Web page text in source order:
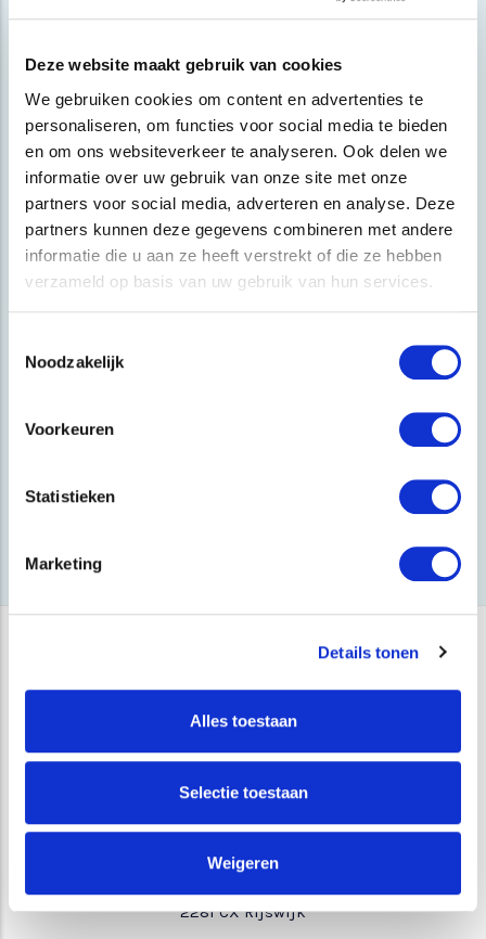
Deze website maakt gebruik van cookies
We gebruiken cookies om content en advertenties te
personaliseren, om functies voor social media te bieden
en om ons websiteverkeer te analyseren. Ook delen we
informatie over uw gebruik van onze site met onze
partners voor social media, adverteren en analyse. Deze
partners kunnen deze gegevens combineren met andere
informatie die u aan ze heeft verstrekt of die ze hebben
verzameld op basis van uw gebruik van hun services.
Noodzakelijk
Voorkeuren
Statistieken
Marketing
Details tonen
Alles toestaan
Selectie toestaan
Weigeren
Microsoft voegt meer AI functies toe aan
AI-Assistent
2281 CX Rijswijk